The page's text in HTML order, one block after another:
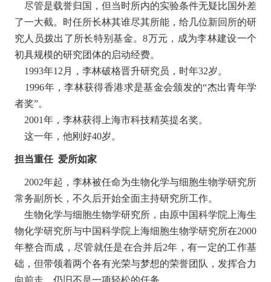
尽管是载誉归国，但当时所内的实验条件无疑比国外差
了一大截。时任所长林其谁尽其所能，给几位新回所的研
究人员拨出了所长特别基金。8万元，成为李林建设一个
初具规模的研究团体的启动经费。
1993年12月，李林破格晋升研究员，时年32岁。
1996年，李林获得香港求是基金会颁发的“杰出青年学
者奖”。
2001年，李林获得上海市科技精英提名奖。
这一年，他刚好40岁。
担当重任 爱所如家
2002年起，李林被任命为生物化学与细胞生物学研究所
常务副所长，不久后开始全面主持研究所工作。
生物化学与细胞生物学研究所，由原中国科学院上海生
物化学研究所与中国科学院上海细胞生物学研究所在2000
年整合而成，尽管就任是在合并后2年，有一定的工作基
础，但带领着两个各有光荣与梦想的荣誉团队，发挥合力